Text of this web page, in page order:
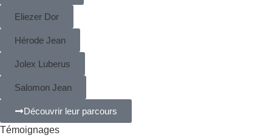
Eliezer Dor
Hérode Jean
Jolex Luberus
Salomon Jean
Découvrir leur parcours
Témoignages